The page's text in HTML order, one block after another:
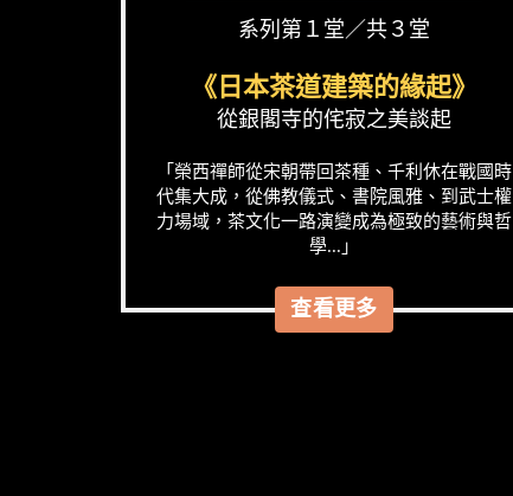
系列第１堂／共３堂
《日本茶道建築的緣起》
從銀閣寺的侘寂之美談起
「榮西禪師從宋朝帶回茶種、千利休在戰國時
代集大成，從佛教儀式、書院風雅、到武士權
力場域，茶文化一路演變成為極致的藝術與哲
學...」
查看更多